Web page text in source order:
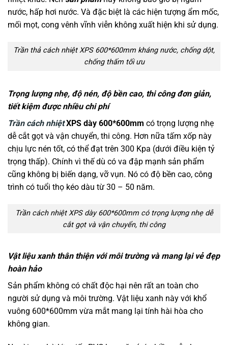
nước, hấp hơi nước. Và đặc biệt là các hiện tượng ẩm mốc,
mối mọt, cong vênh vĩnh viễn không xuất hiện khi sử dụng.
Trần thả cách nhiệt XPS 600*600mm kháng nước, chống dột,
chống thấm tối ưu
Trọng lượng nhẹ, độ nén, độ bền cao, thi công đơn giản,
tiết kiệm được nhiều chi phí
Trần cách nhiệtXPS dày 600*600mm có trọng lượng nhẹ
dễ cắt gọt và vận chuyển, thi công. Hơn nữa tấm xốp này
chịu lực nén tốt, có thể đạt trên 300 Kpa (dưới điều kiện tỷ
trọng thấp). Chính vì thế dù có va đập mạnh sản phẩm
cũng không bị biến dạng, vỡ vụn. Nó có độ bền cao, công
trình có tuổi thọ kéo dàu từ 30 – 50 năm.
Trần cách nhiệt XPS dày 600*600mm có trọng lượng nhẹ dễ
cắt gọt và vận chuyển, thi công
Vật liệu xanh thân thiện với môi trường và mang lại vẻ đẹp
hoàn hảo
Sản phẩm không có chất độc hại nên rất an toàn cho
người sử dụng và môi trường. Vật liệu xanh này với khổ
vuông 600*600mm vừa mắt mang lại tính hài hòa cho
không gian.